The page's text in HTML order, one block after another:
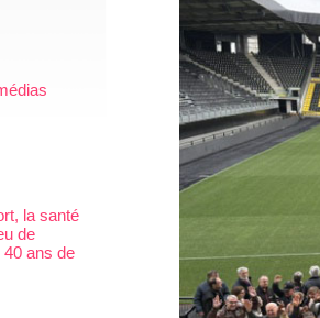
la santé
de
ans de